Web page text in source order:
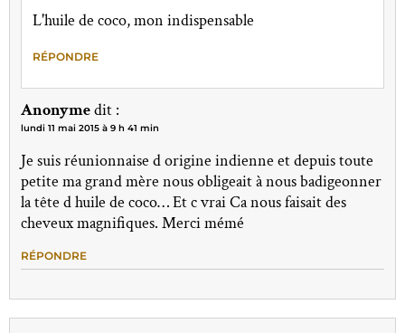
L'huile de coco, mon indispensable
RÉPONDRE
Anonymedit :
lundi 11 mai 2015 à 9 h 41 min
Je suis réunionnaise d origine indienne et depuis toute
petite ma grand mère nous obligeait à nous badigeonner
la tête d huile de coco… Et c vrai Ca nous faisait des
cheveux magnifiques. Merci mémé
RÉPONDRE